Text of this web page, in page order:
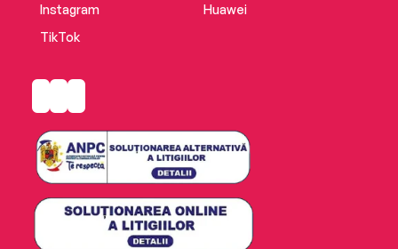
Instagram
TikTok
Huawei